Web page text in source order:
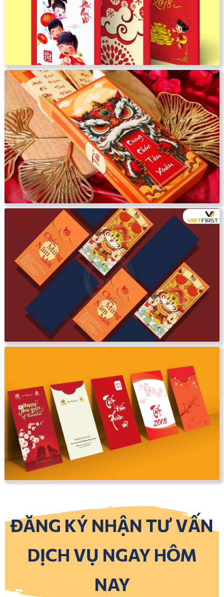
ĐĂNG KÝ NHẬN TƯ VẤN
DỊCH VỤ NGAY HÔM
NAY